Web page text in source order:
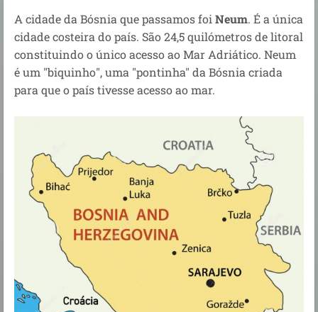
A cidade da Bósnia que passamos foiNeum. É a única
cidade costeira do país. São 24,5 quilómetros de litoral
constituindo o único acesso ao Mar Adriático. Neum
é um "biquinho", uma "pontinha" da Bósnia criada
para que o país tivesse acesso ao mar.